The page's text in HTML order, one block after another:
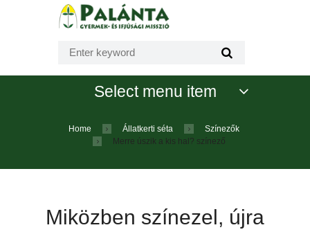
Select menu item
Home Állatkerti séta
Színezők
Merre úszik a kis hal? színező
Miközben színezel, újra